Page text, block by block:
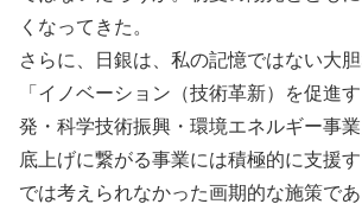
くなってきた。
さらに、日銀は、私の記憶ではない大胆
「イノベーション（技術革新）を促進
発・科学技術振興・環境エネルギー事
底上げに繋がる事業には積極的に支援
では考えられなかった画期的な施策であ